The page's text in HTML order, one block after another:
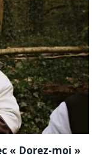
« Dorez-moi »